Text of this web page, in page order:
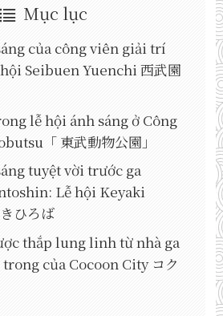
Mục lục
của công viên giải trí
Seibuen Yuenchi 西武園
lễ hội ánh sáng ở Công
「 東武動物公園」
tuyệt vời trước ga
Lễ hội Keyaki
ひろば
thắp lung linh từ nhà ga
của Cocoon City コク